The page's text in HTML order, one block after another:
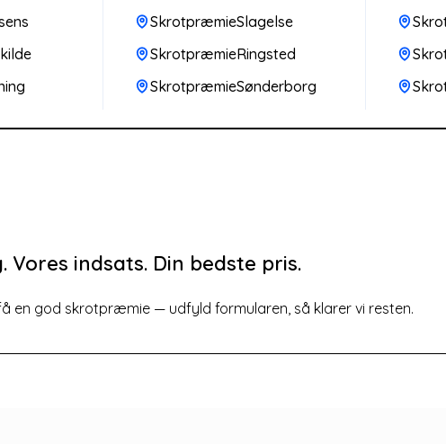
SkrotpræmieSlagelse
SkrotpræmieRingsted
SkrotpræmieSønderborg
Vores indsats. Din bedste pris.
en god skrotpræmie — udfyld formularen, så klarer vi resten.